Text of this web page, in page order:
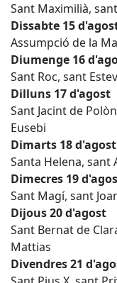
Sant Maximilià,
Dissabte 15
Assumpció de la
Diumenge 16
Sant Roc, sant
Dilluns 17 d'agost
Sant Jacint de
Eusebi
Dimarts 18 d'agost
Santa Helena, sant
Dimecres 19
Sant Magí, sant
Dijous 20 d'agost
Sant Bernat de
Mattias
Divendres 21